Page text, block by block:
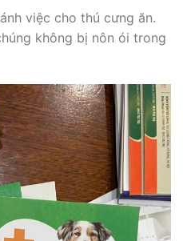
việc cho thú cưng ăn.
không bị nôn ói trong